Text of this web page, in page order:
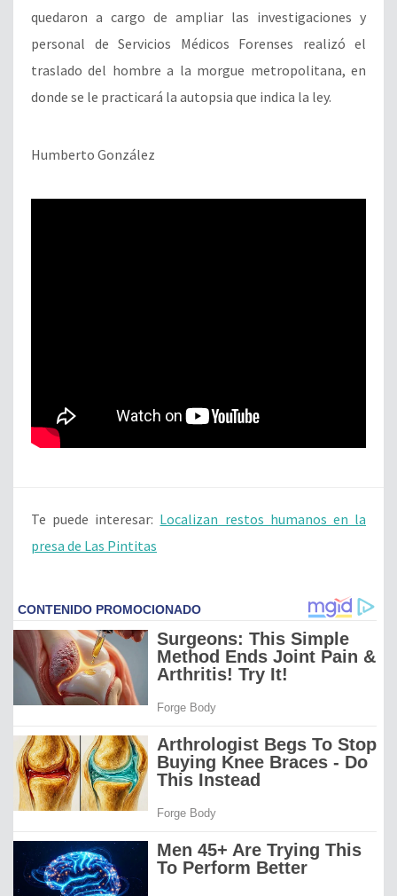
quedaron a cargo de ampliar las investigaciones y
personal de Servicios Médicos Forenses realizó el
traslado del hombre a la morgue metropolitana, en
donde se le practicará la autopsia que indica la ley.
Humberto González
Te puede interesar: Localizan restos humanos en la
presa de Las Pintitas